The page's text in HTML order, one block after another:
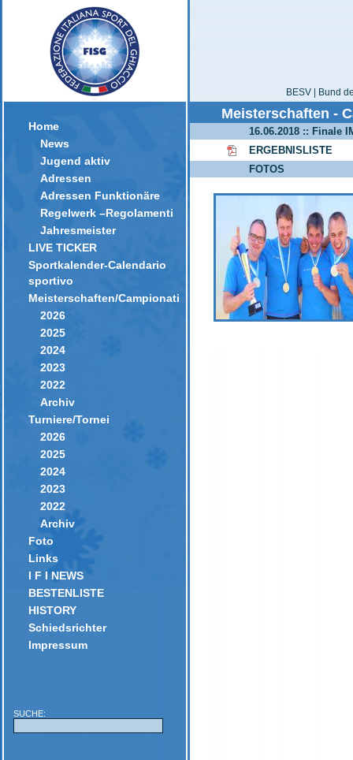
Home
News
Jugend aktiv
Adressen
Adressen Funktionäre
Regelwerk –Regolamenti
Jahresmeister
LIVE TICKER
Sportkalender-Calendario
sportivo
Meisterschaften/Campionati
2026
2025
2024
2023
2022
Archiv
Turniere/Tornei
2026
2025
2024
2023
2022
Archiv
Foto
Links
I F I NEWS
BESTENLISTE
HISTORY
Schiedsrichter
Impressum
SUCHE:
BESV | Bund
Meisterschaften -
16.06.2018 :: Finale
ERGEBNISLISTE
FOTOS